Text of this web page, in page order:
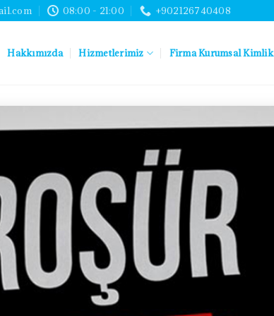
08:00 - 21:00 +902126740408
Hakkımızda Hizmetlerimiz Firma Kurumsal Kimlik